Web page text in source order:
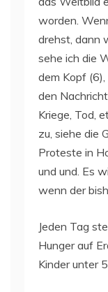
worden.
drehst, dann
sehe ich die
dem Kopf
den
Kriege, Tod,
zu, siehe die
Proteste in
und und. Es
wenn der
Jeden Tag
Hunger auf
Kinder unter